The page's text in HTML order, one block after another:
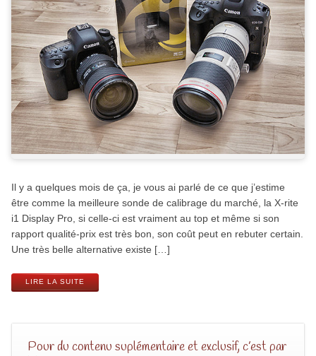
Il y a quelques mois de ça, je vous ai parlé de ce que j’estime
être comme la meilleure sonde de calibrage du marché, la X-rite
i1 Display Pro, si celle-ci est vraiment au top et même si son
rapport qualité-prix est très bon, son coût peut en rebuter certain.
Une très belle alternative existe […]
LIRE LA SUITE
Pour du contenu suplémentaire et exclusif, c’est par